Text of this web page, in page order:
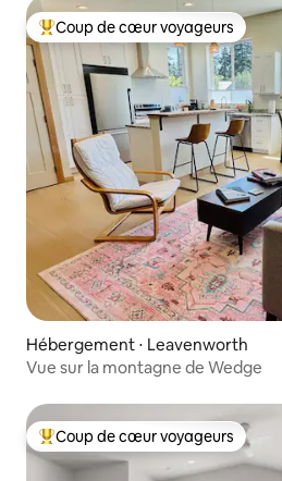
Coups de cœur voyageurs les
Coup de cœur voyageurs
Hébergement ⋅ Leavenworth
Vue sur la montagne de Wedge
Coups de cœur voyageurs les plus
Coup de cœur voyageurs